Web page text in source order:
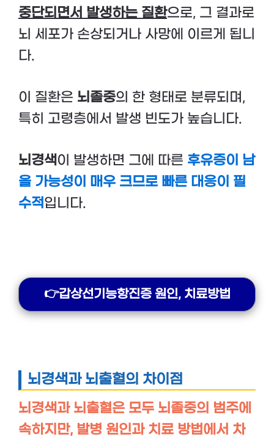
중단되면서 발생하는 질환으로, 그 결과로
뇌 세포가 손상되거나 사망에 이르게 됩니
다.
이 질환은 뇌졸중의 한 형태로 분류되며,
특히 고령층에서 발생 빈도가 높습니다.
뇌경색이 발생하면 그에 따른 후유증이 남
을 가능성이 매우 크므로 빠른 대응이 필
수적입니다.
👉갑상선기능항진증 원인, 치료방법
뇌경색과 뇌출혈의 차이점
뇌경색과 뇌출혈은 모두 뇌졸중의 범주에
속하지만, 발병 원인과 치료 방법에서 차